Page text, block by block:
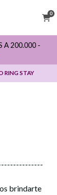
0
A 200.000 -
RING STAY
brindarte